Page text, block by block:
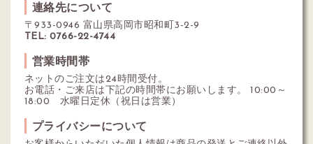
連絡先について
〒933-0946 富山県高岡市昭和町3-2-9
TEL: 0766-22-4744
営業時間帯
ネットのご注文は24時間受付。
お電話・ご来店は下記の時間帯にお願いします。 10:00～
18:00 水曜日定休（祝日は営業）
プライバシーについて